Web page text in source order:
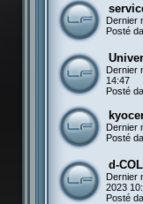
Dernier
Posté
Dernier
14:47
Posté
Dernier
Posté
d-
Dernier
2023
Posté